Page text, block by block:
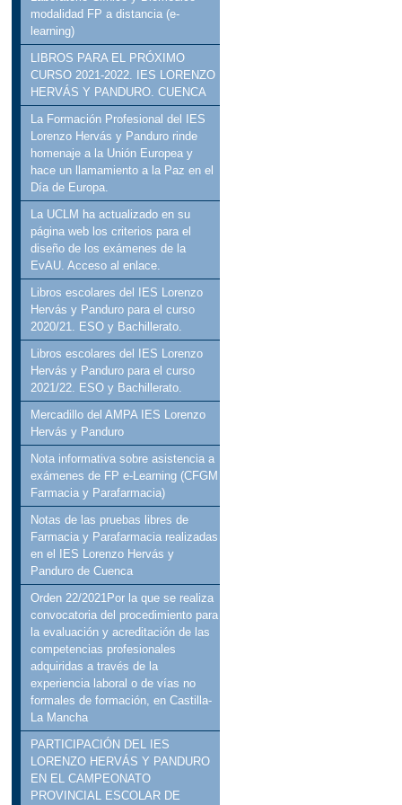
modalidad FP a distancia (e-
learning)
LIBROS PARA EL PRÓXIMO
CURSO 2021-2022. IES LORENZO
HERVÁS Y PANDURO. CUENCA
La Formación Profesional del IES
Lorenzo Hervás y Panduro rinde
homenaje a la Unión Europea y
hace un llamamiento a la Paz en el
Día de Europa.
La UCLM ha actualizado en su
página web los criterios para el
diseño de los exámenes de la
EvAU. Acceso al enlace.
Libros escolares del IES Lorenzo
Hervás y Panduro para el curso
2020/21. ESO y Bachillerato.
Libros escolares del IES Lorenzo
Hervás y Panduro para el curso
2021/22. ESO y Bachillerato.
Mercadillo del AMPA IES Lorenzo
Hervás y Panduro
Nota informativa sobre asistencia a
exámenes de FP e-Learning (CFGM
Farmacia y Parafarmacia)
Notas de las pruebas libres de
Farmacia y Parafarmacia realizadas
en el IES Lorenzo Hervás y
Panduro de Cuenca
Orden 22/2021Por la que se realiza
convocatoria del procedimiento para
la evaluación y acreditación de las
competencias profesionales
adquiridas a través de la
experiencia laboral o de vías no
formales de formación, en Castilla-
La Mancha
PARTICIPACIÓN DEL IES
LORENZO HERVÁS Y PANDURO
EN EL CAMPEONATO
PROVINCIAL ESCOLAR DE